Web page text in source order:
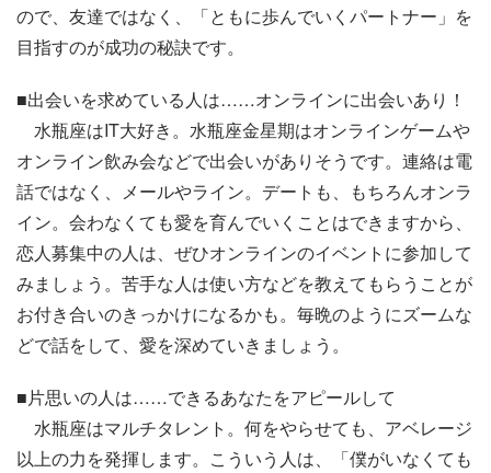
ので、友達ではなく、「ともに歩んでいくパートナー」を
目指すのが成功の秘訣です。
■出会いを求めている人は……オンラインに出会いあり！
水瓶座はIT大好き。水瓶座金星期はオンラインゲームや
オンライン飲み会などで出会いがありそうです。連絡は電
話ではなく、メールやライン。デートも、もちろんオンラ
イン。会わなくても愛を育んでいくことはできますから、
恋人募集中の人は、ぜひオンラインのイベントに参加して
みましょう。苦手な人は使い方などを教えてもらうことが
お付き合いのきっかけになるかも。毎晩のようにズームな
どで話をして、愛を深めていきましょう。
■片思いの人は……できるあなたをアピールして
水瓶座はマルチタレント。何をやらせても、アベレージ
以上の力を発揮します。こういう人は、「僕がいなくても